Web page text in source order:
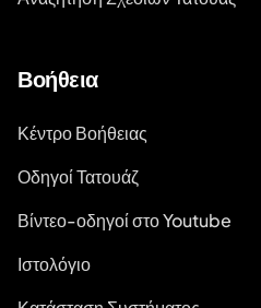
Βοήθεια
Κέντρο Βοήθειας
Οδηγοί Τατουάζ
Βίντεο-οδηγοί στο Youtube
Ιστολόγιο